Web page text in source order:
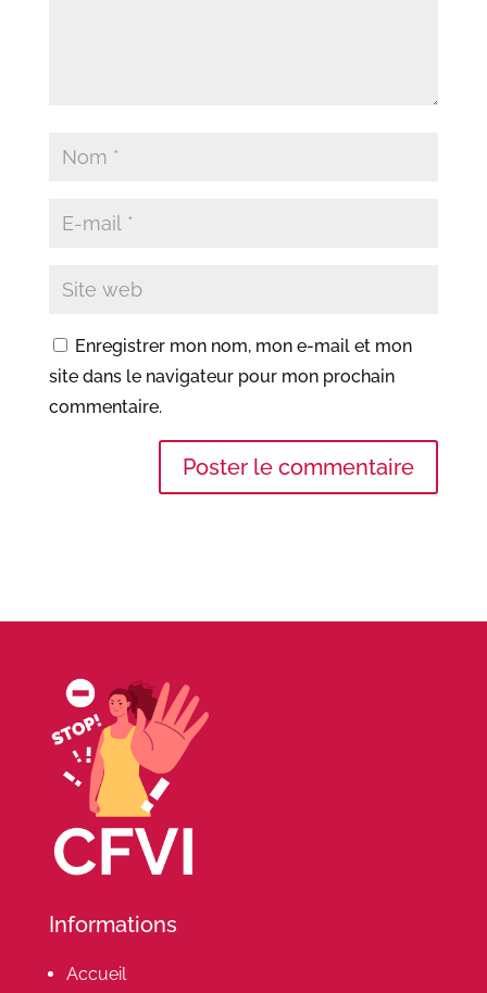
Enregistrer mon nom, mon e-mail et mon
site dans le navigateur pour mon prochain
commentaire.
Informations
Accueil